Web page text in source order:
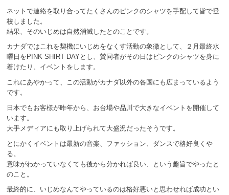
ネットで連絡を取り合ってたくさんのピンクのシャツを手配して皆で登
校しました。
結果、そのいじめは自然消滅したとのことです。
カナダではこれを契機にいじめをなくす活動の象徴として、２月最終水
曜日をPINK SHIRT DAYとし、賛同者がその日はピンクのシャツを身に
着けたり、イベントをします。
これにあやかって、この活動がカナダ以外の各国にも広まっているよう
です。
日本でもお客様が昨年から、お台場や品川で大きなイベントを開催して
います。
大手メディアにも取り上げられて大盛況だったそうです。
とにかくイベントは最新の音楽、ファッション、ダンスで格好良くや
る。
意味がわかっていなくても後から分かれば良い、という趣旨でやったと
のこと。
最終的に、いじめなんてやっているのは格好悪いと思わせれば成功とい